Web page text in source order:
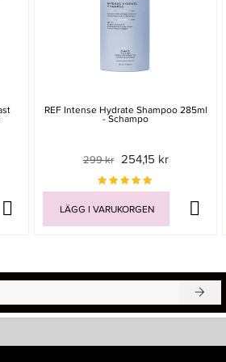
REF Intense Hydrate Shampoo 285ml
- Schampo
299 kr 254,15 kr
LÄGG I VARUKORGEN